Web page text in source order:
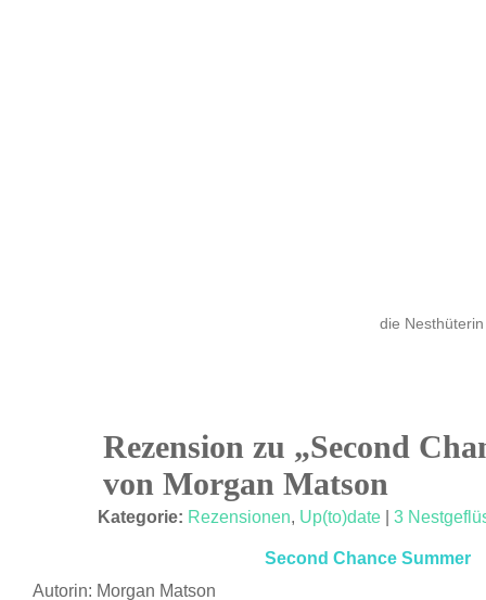
die Nesthüterin
Rezension zu „Second
von Morgan Matson
Kategorie: Rezensionen, Up(to)date 3
Second Chance Summer
Autorin: Morgan Matson